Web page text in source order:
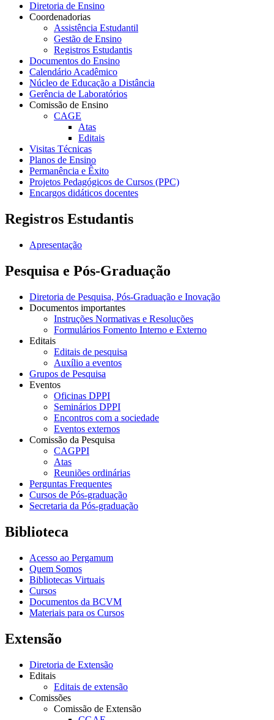
Diretoria de Ensino
Coordenadorias
Assistência Estudantil
Gestão de Ensino
Registros Estudantis
Documentos do Ensino
Calendário Acadêmico
Núcleo de Educação a Distância
Gerência de Laboratórios
Comissão de Ensino
CAGE
Atas
Editais
Visitas Técnicas
Planos de Ensino
Permanência e Êxito
Projetos Pedagógicos de Cursos (PPC)
Encargos didáticos docentes
Registros Estudantis
Apresentação
Pesquisa e Pós-Graduação
Diretoria de Pesquisa, Pós-Graduação e Inovação
Documentos importantes
Instruções Normativas e Resoluções
Formulários Fomento Interno e Externo
Editais
Editais de pesquisa
Auxílio a eventos
Grupos de Pesquisa
Eventos
Oficinas DPPI
Seminários DPPI
Encontros com a sociedade
Eventos externos
Comissão da Pesquisa
CAGPPI
Atas
Reuniões ordinárias
Perguntas Frequentes
Cursos de Pós-graduação
Secretaria da Pós-graduação
Biblioteca
Acesso ao Pergamum
Quem Somos
Bibliotecas Virtuais
Cursos
Documentos da BCVM
Materiais para os Cursos
Extensão
Diretoria de Extensão
Editais
Editais de extensão
Comissões
Comissão de Extensão